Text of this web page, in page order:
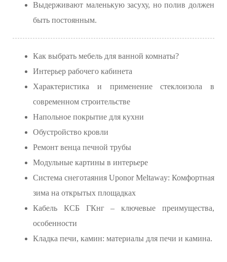
Выдерживают маленькую засуху, но полив должен
быть постоянным.
Как выбрать мебель для ванной комнаты?
Интерьер рабочего кабинета
Характеристика и применение стеклоизола в
современном строительстве
Напольное покрытие для кухни
Обустройство кровли
Ремонт венца печной трубы
Модульные картины в интерьере
Система снеготаяния Uponor Meltaway: Комфортная
зима на открытых площадках
Кабель КСБ ГКнг – ключевые преимущества,
особенности
Кладка печи, камин: материалы для печи и камина.